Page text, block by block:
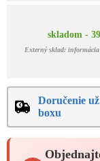
skladom -
Externý sklad:
Doručenie
boxu